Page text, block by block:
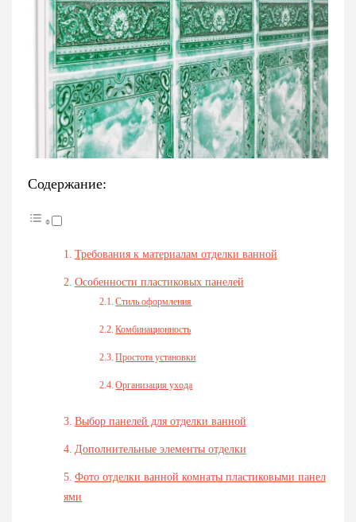
Содержание:
Требования к материалам отделки ванной
Особенности пластиковых панелей
Стиль оформления
Комбинационность
Простота установки
Организация ухода
Выбор панелей для отделки ванной
Дополнительные элементы отделки
Фото отделки ванной комнаты пластиковыми панел
ями